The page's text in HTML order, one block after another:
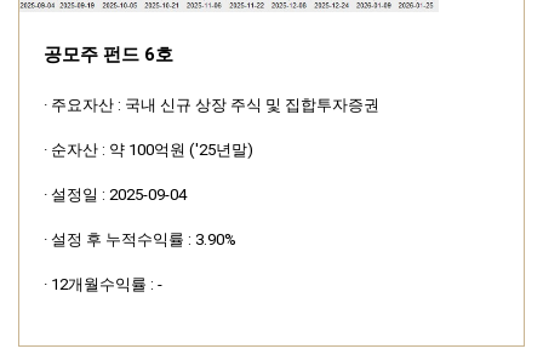
공모주 펀드 6호
· 주요자산 : 국내 신규 상장 주식 및 집합투자증권
· 순자산 : 약 100억원 ('25년말)
· 설정일 : 2025-09-04
· 설정 후 누적수익률 : 3.90%
· 12개월수익률 : -